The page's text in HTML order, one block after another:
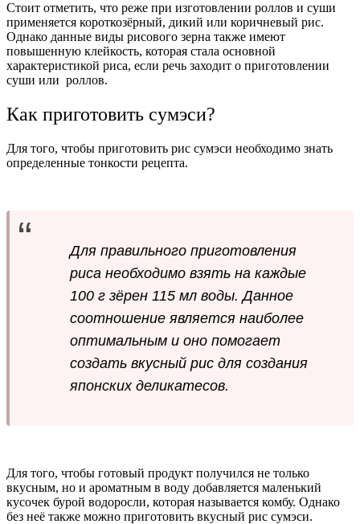
Стоит отметить, что реже при изготовлении роллов и суши
применяется короткозёрный, дикий или коричневый рис.
Однако данные виды рисового зерна также имеют
повышенную клейкость, которая стала основной
характеристикой риса, если речь заходит о приготовлении
суши или роллов.
Как приготовить сумэси?
Для того, чтобы приготовить рис сумэси необходимо знать
определенные тонкости рецепта.
Для правильного приготовления
риса необходимо взять на каждые
100 г зёрен 115 мл воды. Данное
соотношение является наиболее
оптимальным и оно помогает
создать вкусный рис для создания
японских деликатесов.
Для того, чтобы готовый продукт получился не только
вкусным, но и ароматным в воду добавляется маленький
кусочек бурой водоросли, которая называется комбу. Однако
без неё также можно приготовить вкусный рис сумэси.